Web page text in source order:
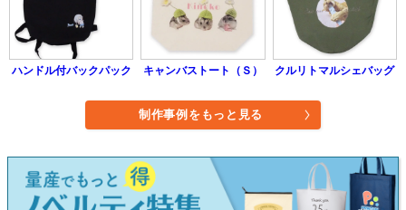
ハンドル付バックパック キャンバストート（Ｓ） クルリトマルシェバッグ
制作事例をもっと見る